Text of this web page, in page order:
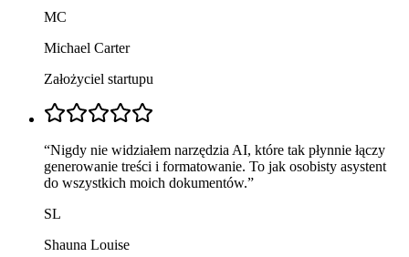
MC
Michael Carter
Założyciel startupu
“Nigdy nie widziałem narzędzia AI, które tak płynnie łączy
generowanie treści i formatowanie. To jak osobisty asystent
do wszystkich moich dokumentów.”
SL
Shauna Louise